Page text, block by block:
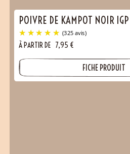
POIVRE DE KAMPOT NOIR IGP
À PARTIR DE 7,95 €
FICHE PRODUIT